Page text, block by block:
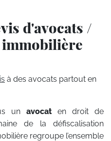
d'avocats /
à des avocats partout en
un avocat en droit de
de la défiscalisation
regroupe l’ensemble